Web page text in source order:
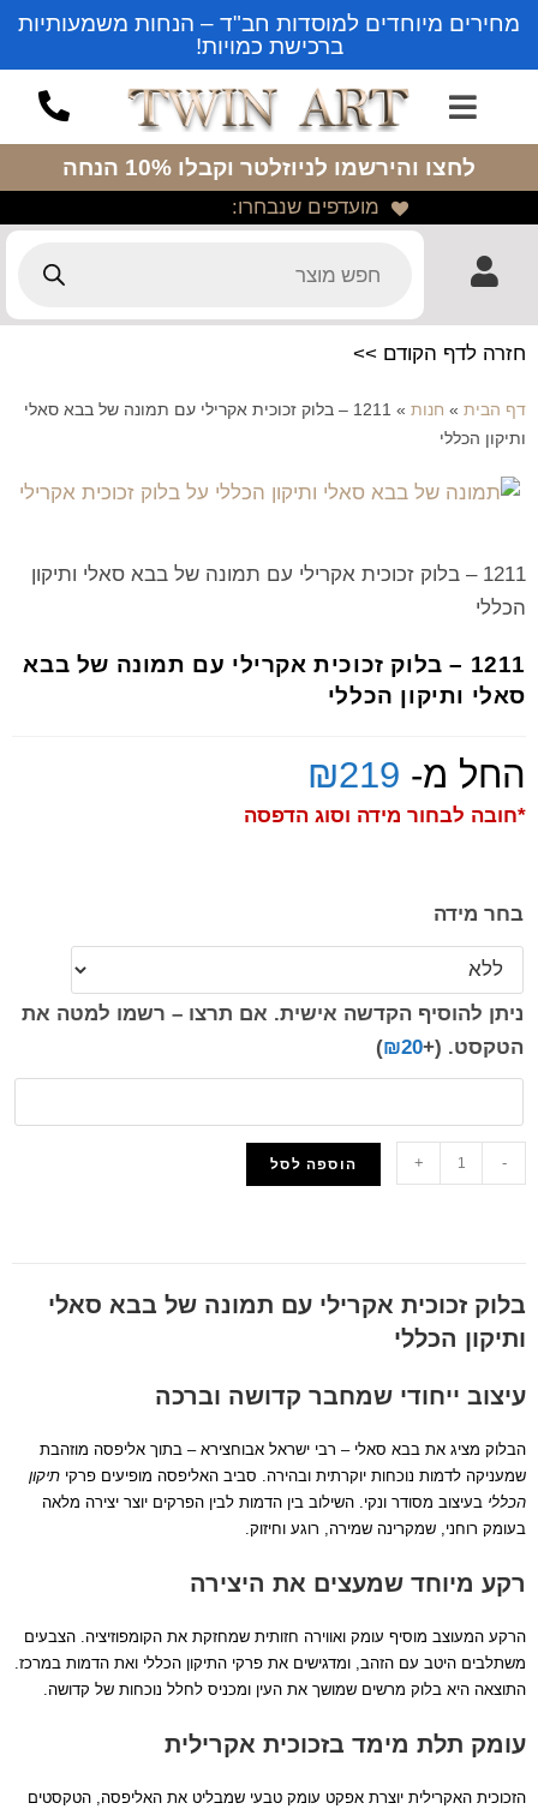
מחירים מיוחדים למוסדות חב"ד – הנחות משמעותיות
ברכישת כמויות!
לחצו והירשמו לניוזלטר וקבלו 10% הנחה
מועדפים שנבחרו:
חזרה לדף הקודם >>
דף הבית » חנות »
1211 – בלוק זכוכית אקרילי עם תמונה של בבא סאלי
ותיקון הכללי
1211 – בלוק זכוכית אקרילי עם תמונה של בבא סאלי ותיקון
הכללי
1211 – בלוק זכוכית אקרילי עם תמונה של בבא
סאלי ותיקון הכללי
החל מ- ₪219
*חובה לבחור מידה וסוג הדפסה
בחר מידה
ניתן להוסיף הקדשה אישית. אם תרצו – רשמו למטה את
הטקסט. (+
₪20
)
-
+ הוספה לסל
בלוק זכוכית אקרילי עם תמונה של בבא סאלי
ותיקון הכללי
עיצוב ייחודי שמחבר קדושה וברכה
הבלוק מציג את בבא סאלי – רבי ישראל אבוחצירא – בתוך אליפסה מוזהבת
שמעניקה לדמות נוכחות יוקרתית ובהירה. סביב האליפסה מופיעים פרקי תיקון
הכללי בעיצוב מסודר ונקי. השילוב בין הדמות לבין הפרקים יוצר יצירה מלאה
בעומק רוחני, שמקרינה שמירה, רוגע וחיזוק.
רקע מיוחד שמעצים את היצירה
הרקע המעוצב מוסיף עומק ואווירה חזותית שמחזקת את הקומפוזיציה. הצבעים
משתלבים היטב עם הזהב, ומדגישים את פרקי התיקון הכללי ואת הדמות במרכז.
התוצאה היא בלוק מרשים שמושך את העין ומכניס לחלל נוכחות של קדושה.
עומק תלת מימד בזכוכית אקרילית
הזכוכית האקרילית יוצרת אפקט עומק טבעי שמבליט את האליפסה, הטקסטים